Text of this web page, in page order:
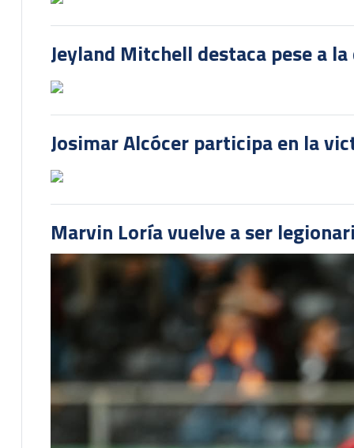
Jeyland Mitchell destaca pese a
Josimar Alcócer participa en la
Marvin Loría vuelve a ser